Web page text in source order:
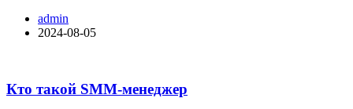
admin
2024-08-05
Кто такой SMM-менеджер